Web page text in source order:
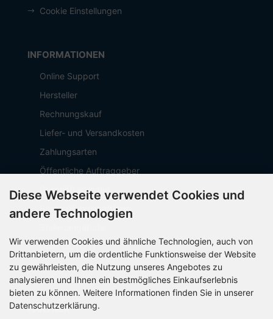
Cookie Einstellungen
INFORMATIONEN
Online Support
Hersteller
Rechnungskauf
Liefer- und Versandkosten
Zahlungsarten
Öffentliche Auftraggeber
Geschäftskunden
Beschaffungsplattform
Über OCTO IT
Sitemap
PARTNER
Diese Webseite verwendet Cookies und
andere Technologien
Wir verwenden Cookies und ähnliche Technologien, auch von
Drittanbietern, um die ordentliche Funktionsweise der Website
zu gewährleisten, die Nutzung unseres Angebotes zu
analysieren und Ihnen ein bestmögliches Einkaufserlebnis
bieten zu können. Weitere Informationen finden Sie in unserer
Datenschutzerklärung.